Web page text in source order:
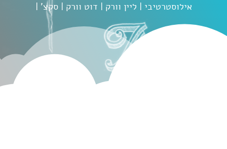
אילוסטרטיבי | ליין וורק | דוט וורק | סקצ' |